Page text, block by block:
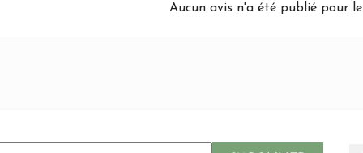
Aucun avis n'a été publié pour